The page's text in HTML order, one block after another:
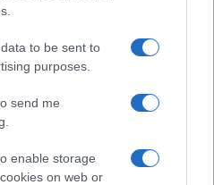
to be sent to
purposes.
send me
enable storage
on web or